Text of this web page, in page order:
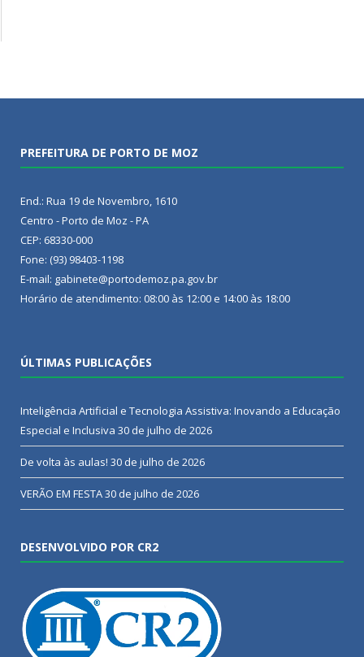
PREFEITURA DE PORTO DE MOZ
End.: Rua 19 de Novembro, 1610
Centro - Porto de Moz - PA
CEP: 68330-000
Fone: (93) 98403-1198
E-mail: gabinete@portodemoz.pa.gov.br
Horário de atendimento: 08:00 às 12:00 e 14:00 às 18:00
ÚLTIMAS PUBLICAÇÕES
Inteligência Artificial e Tecnologia Assistiva: Inovando a Educação
Especial e Inclusiva 30 de julho de 2026
De volta às aulas! 30 de julho de 2026
VERÃO EM FESTA30 de julho de 2026
DESENVOLVIDO POR CR2